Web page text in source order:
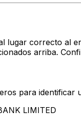
lugar correcto al
arriba.
para
LIMITED